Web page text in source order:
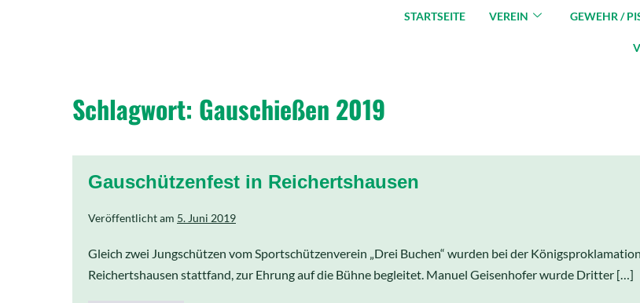
STARTSEITE VEREIN GEWEHR /
Schlagwort: Gauschießen 2019
Gauschützenfest in Reichertshausen
Veröffentlicht am 5. Juni 2019
Gleich zwei Jungschützen vom Sportschützenverein „Drei Buchen“ wurden bei der
Reichertshausen stattfand, zur Ehrung auf die Bühne begleitet. Manuel Geisenhofer wurde Dritter […]